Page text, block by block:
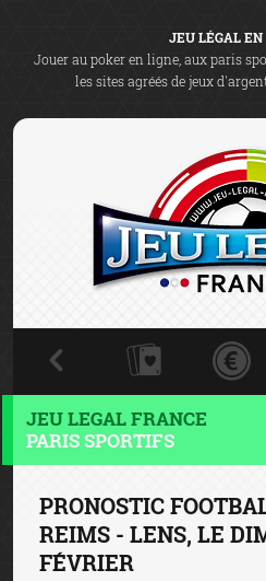
JEU LÉGAL EN
Jouer au poker en ligne, aux paris
les sites agréés de jeux
JEU LEGAL FRANCE
PARIS SPORTIFS
PRONOSTIC
REIMS - LENS, LE
FÉVRIER